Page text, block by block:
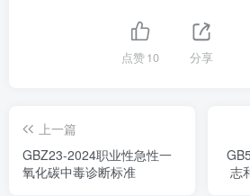
点赞10 分享
上一篇
GBZ23-2024职业性急性一
氧化碳中毒诊断标准
志